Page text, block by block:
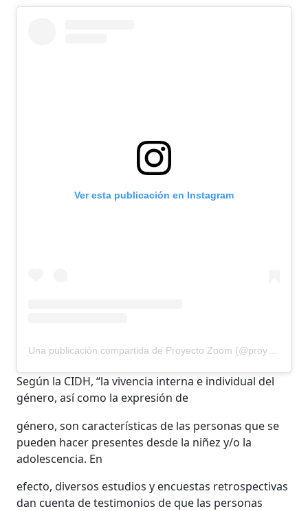
Ver esta publicación en Instagram
Según la CIDH, “la vivencia interna e individual del
género, así como la expresión de
género, son características de las personas que se
pueden hacer presentes desde la niñez y/o la
adolescencia. En
efecto, diversos estudios y encuestas retrospectivas
dan cuenta de testimonios de que las personas